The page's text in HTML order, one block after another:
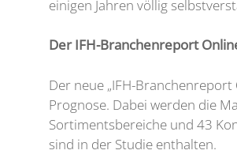
einigen Jahren völlig
Der IFH-Branchenreport
Der neue „IFH-
Prognose. Dabei werden die
Sortimentsbereiche und 43
sind in der Studie enthalten.